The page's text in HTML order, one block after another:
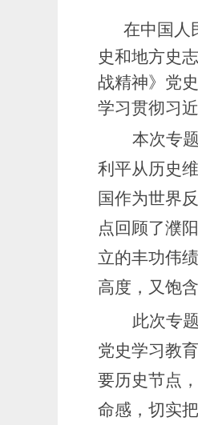
在中国人
史和地方史
战精神》 党
学习贯彻习
本次专
利平从历史
国作为世界
点回顾了濮
立的丰功伟绩
高度，又饱
此次专
党史学习教
要历史节点
命感 ，切实把